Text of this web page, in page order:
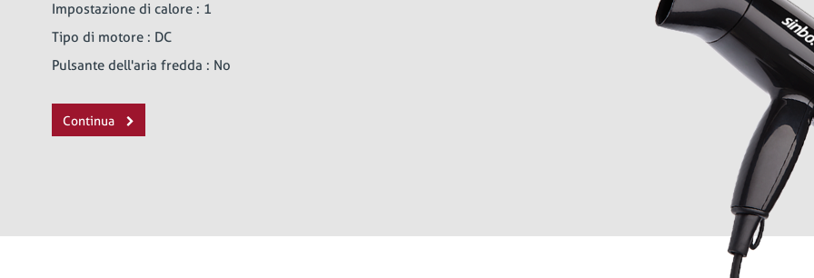
Impostazione di calore : 1
Tipo di motore : DC
Pulsante dell'aria fredda : No
Continua